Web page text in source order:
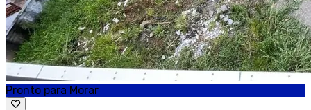
Pronto para Morar